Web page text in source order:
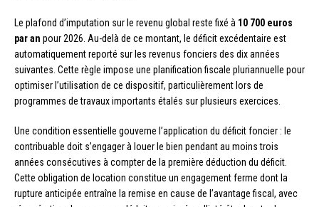
Le plafond d’imputation sur le revenu global reste fixé à 10 700 euros
par an pour 2026. Au-delà de ce montant, le déficit excédentaire est
automatiquement reporté sur les revenus fonciers des dix années
suivantes. Cette règle impose une planification fiscale pluriannuelle pour
optimiser l’utilisation de ce dispositif, particulièrement lors de
programmes de travaux importants étalés sur plusieurs exercices.
Une condition essentielle gouverne l’application du déficit foncier : le
contribuable doit s’engager à louer le bien pendant au moins trois
années consécutives à compter de la première déduction du déficit.
Cette obligation de location constitue un engagement ferme dont la
rupture anticipée entraîne la remise en cause de l’avantage fiscal, avec